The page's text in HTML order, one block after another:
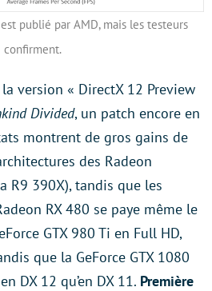
publié par AMD, mais les testeurs
confirment.
version « DirectX 12 Preview
Divided, un patch encore en
montrent de gros gains de
des Radeon
R9 390X), tandis que les
RX 480 se paye même le
GTX 980 Ti en Full HD,
que la GeForce GTX 1080
DX 12 qu’en DX 11. Première